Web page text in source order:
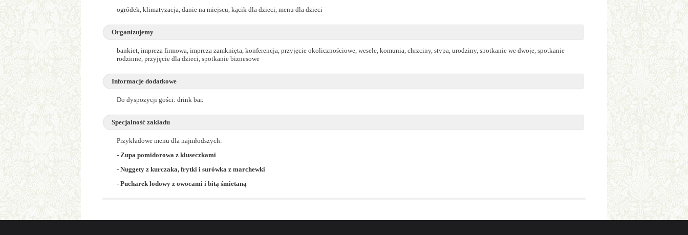
ogródek, klimatyzacja, danie na miejscu, kącik dla dzieci, menu dla dzieci
Organizujemy
bankiet, impreza firmowa, impreza zamknięta, konferencja, przyjęcie okolicznościowe, wesele, komunia, chrzciny, stypa, urodziny, spotkanie we dwoje, spotkanie
rodzinne, przyjęcie dla dzieci, spotkanie biznesowe
Informacje dodatkowe
Do dyspozycji gości: drink bar.
Specjalność zakładu
Przykładowe menu dla najmłodszych:
- Zupa pomidorowa z kluseczkami
- Nuggety z kurczaka, frytki i surówka z marchewki
- Pucharek lodowy z owocami i bitą śmietaną